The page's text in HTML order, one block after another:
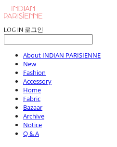
LOG IN 로그인
About INDIAN PARISIENNE
New
Fashion
Accessory
Home
Fabric
Bazaar
Archive
Notice
Q & A